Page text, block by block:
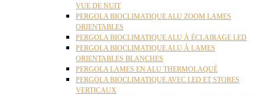
VUE DE NUIT
PERGOLA BIOCLIMATIQUE ALU ZOOM LAMES
ORIENTABLES
PERGOLA BIOCLIMATIQUE ALU À ÉCLAIRAGE LED
PERGOLA BIOCLIMATIQUE ALU À LAMES
ORIENTABLES BLANCHES
PERGOLA LAMES EN ALU THERMOLAQUÉ
PERGOLA BIOCLIMATIQUE AVEC LED ET STORES
VERTICAUX